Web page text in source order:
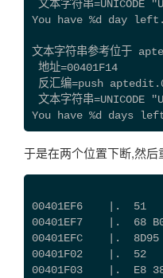
文本字符串
You have %d day
文本字符串参考位于
地址=00401F14
反汇编=push
文本字符串
You have %d days
于是在两个位置下断,然
00401EF6    |.  51
00401EF7    |.  68
00401EFC    |.
00401F02    |.  52
00401F03    |.  E8